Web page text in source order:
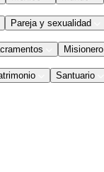
Pareja y sexualidad
Misionero
Santuario